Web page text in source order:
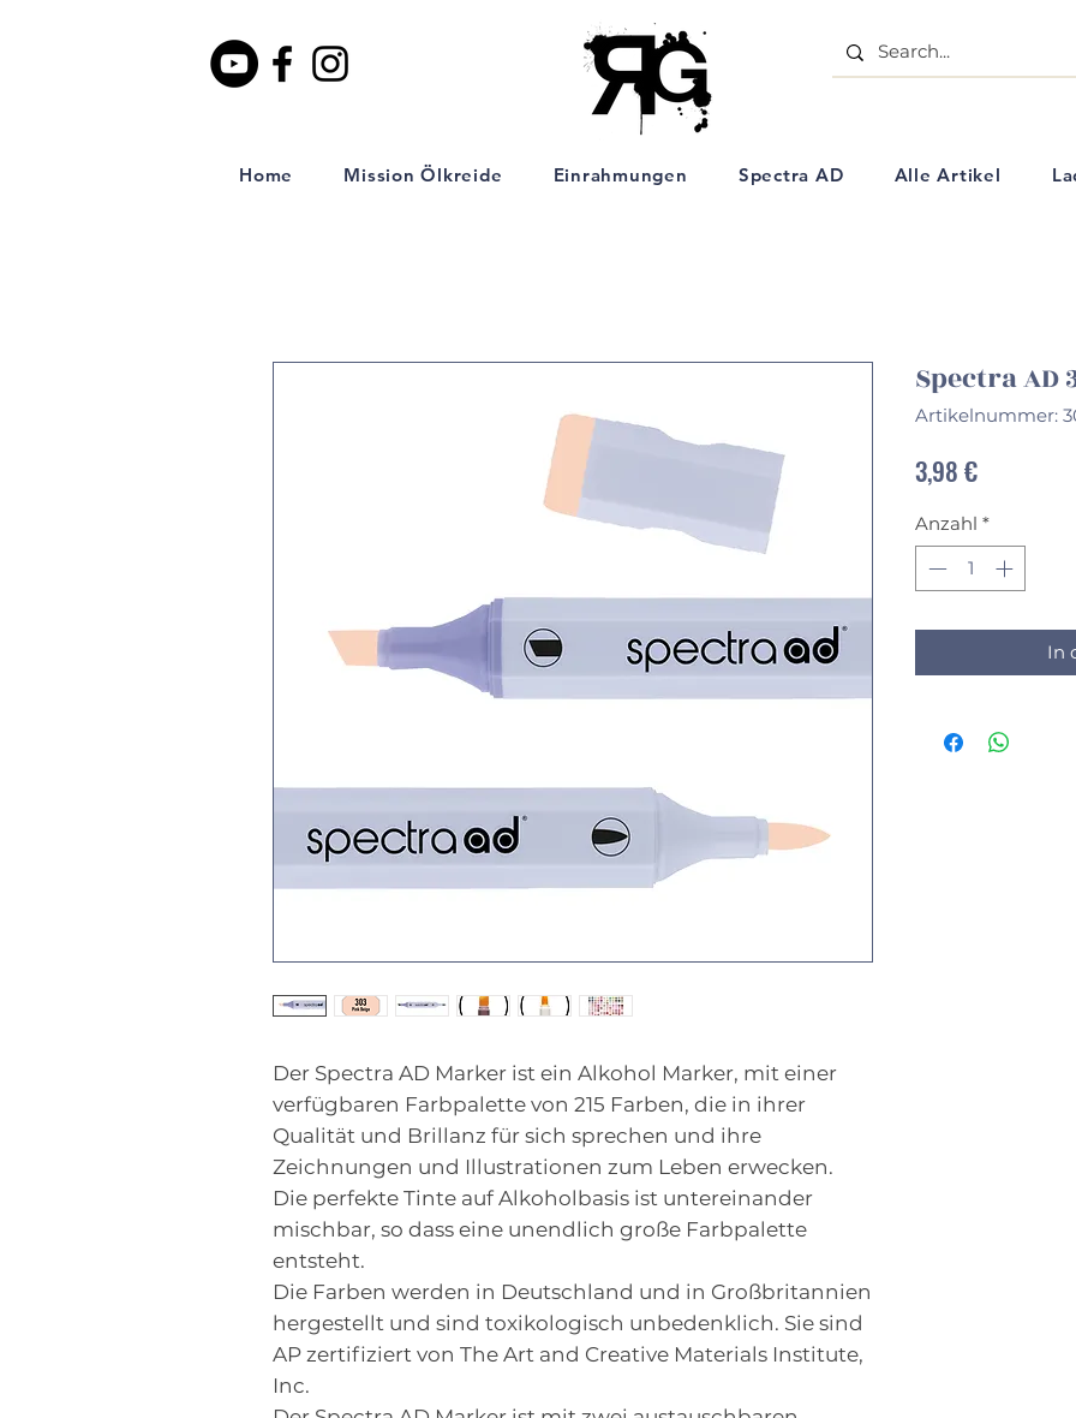
Home Mission Ölkreide Einrahmungen Spectra AD Alle Artikel
Der Spectra AD Marker ist ein Alkohol Marker, mit einer
verfügbaren Farbpalette von 215 Farben, die in ihrer
Qualität und Brillanz für sich sprechen und ihre
Zeichnungen und Illustrationen zum Leben erwecken.
Die perfekte Tinte auf Alkoholbasis ist untereinander
mischbar, so dass eine unendlich große Farbpalette
entsteht.
Die Farben werden in Deutschland und in Großbritannien
hergestellt und sind toxikologisch unbedenklich. Sie sind
AP zertifiziert von The Art and Creative Materials Institute,
Inc.
Spectra AD
Artikelnummer:
3,98 €Preis
Anzahl *
In